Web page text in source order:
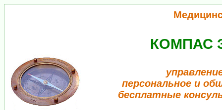
КОМПАС
персональное и
бесплатные